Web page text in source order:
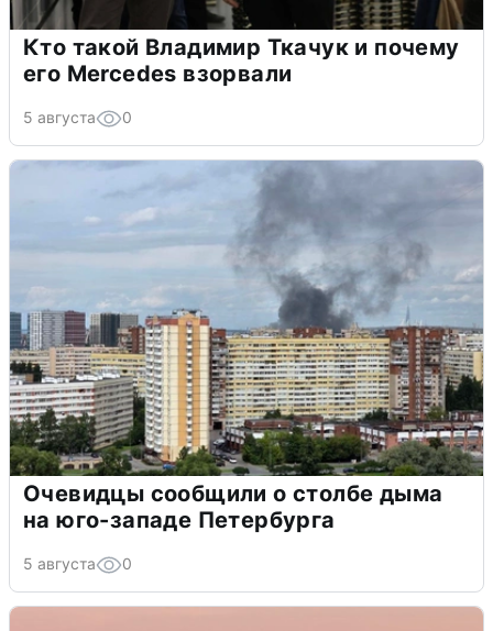
Кто такой Владимир Ткачук и почему
его Mercedes взорвали
5 августа 0
Очевидцы сообщили о столбе дыма
на юго-западе Петербурга
5 августа 0